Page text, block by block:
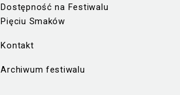
Dostępność na Festiwalu
Pięciu Smaków
Kontakt
Archiwum festiwalu